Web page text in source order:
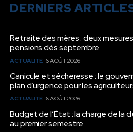
DERNIERS
Retraite des mères : deux
pensions dès septembre
ACTUALITÉ 6 AOÛT 2026
Canicule et sécheresse : le
plan d’urgence pour les
ACTUALITÉ 6 AOÛT 2026
Budget de l’État : la charge de la
au premier semestre